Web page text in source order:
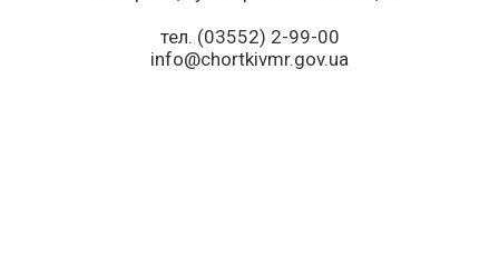
тел. (03552) 2-99-00
info@chortkivmr.gov.ua